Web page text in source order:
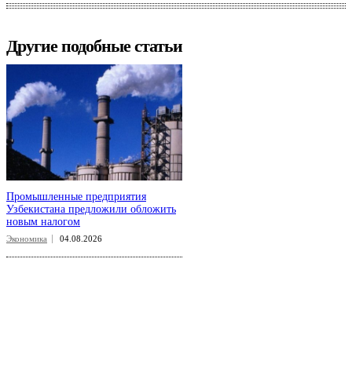
Другие подобные статьи
Промышленные предприятия
Узбекистана предложили обложить
новым налогом
Экономика 04.08.2026